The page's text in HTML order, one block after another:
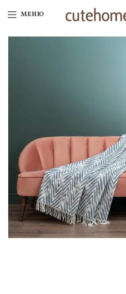
МЕНЮ